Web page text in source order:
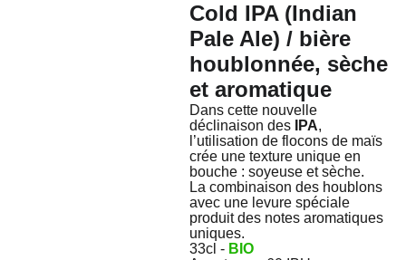
Cold IPA (Indian
Pale Ale) / bière
houblonnée, sèche
et aromatique
Dans cette nouvelle
déclinaison des
IPA,
l’utilisation de flocons de maïs
crée une texture unique en
bouche : soyeuse et sèche.
La combinaison des houblons
avec une levure spéciale
produit des notes aromatiques
uniques.
33cl - BIO